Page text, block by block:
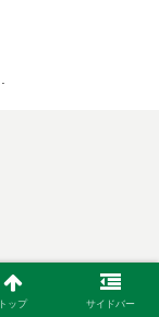
トップ サイドバー